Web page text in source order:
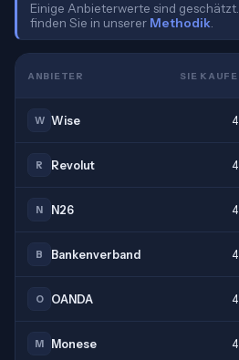
Einige Anbieterwerte sind
finden Sie in unserer Methodik
ANBIETER SIE
W Wise
R Revolut
N N26
B Bankenverband
O OANDA
M Monese